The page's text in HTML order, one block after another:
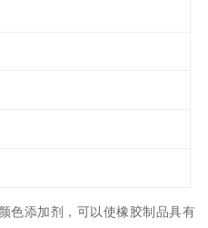
色添加剂，可以使橡胶制品具有